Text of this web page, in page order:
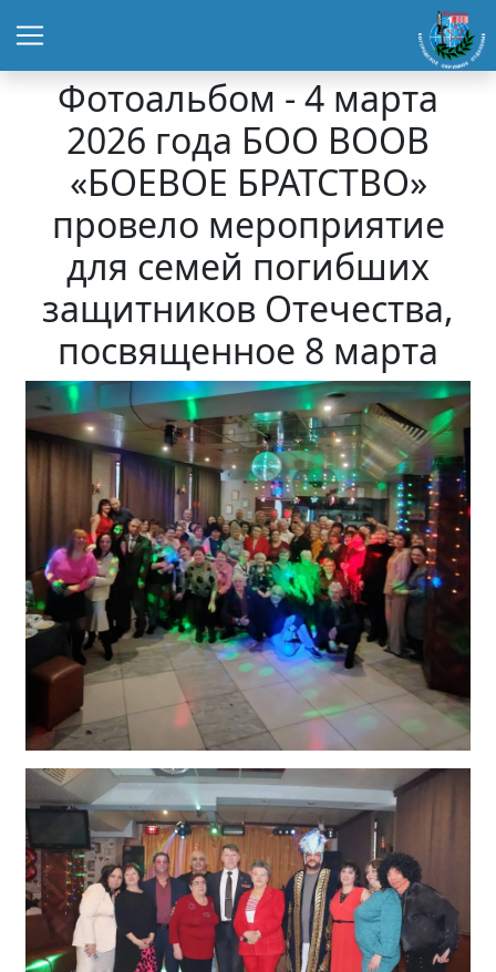
Фотоальбом - 4 марта
2026 года БОО ВООВ
«БОЕВОЕ БРАТСТВО»
провело мероприятие
для семей погибших
защитников Отечества,
посвященное 8 марта